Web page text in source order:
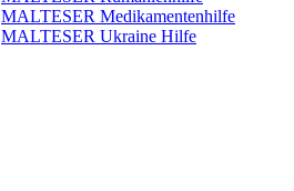
MALTESER Medikamentenhilfe
MALTESER Ukraine Hilfe